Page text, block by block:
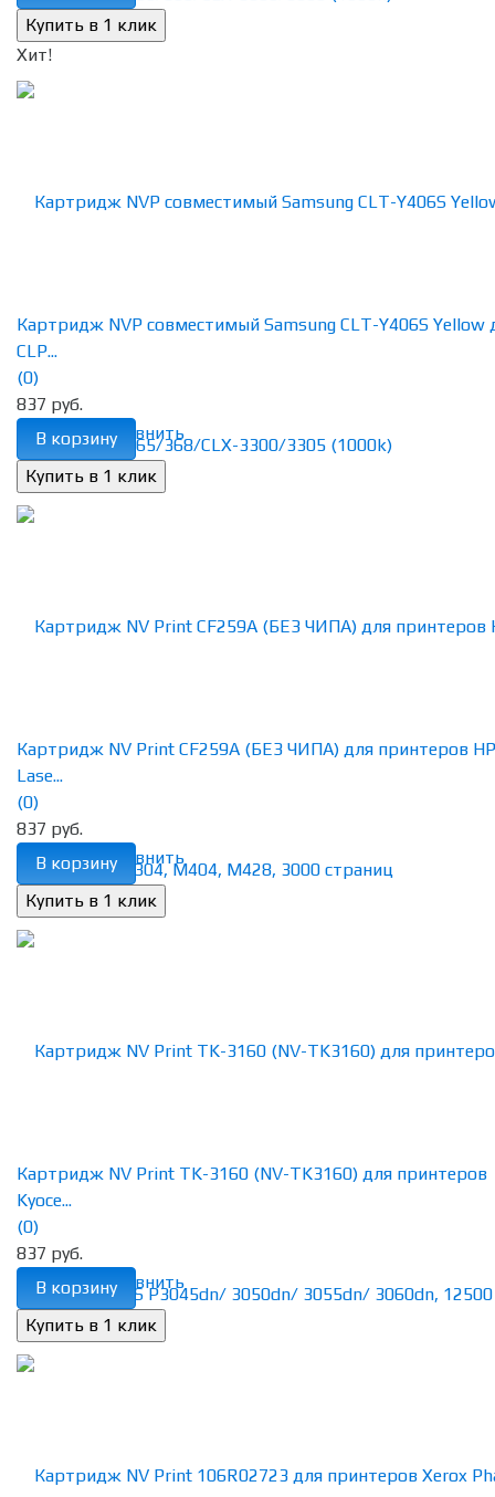
Хит!
избранное сравнить
Картридж NVP совместимый Samsung CLT-Y406S Yellow
CLP...
(0)
837 руб.
В корзину
избранное сравнить
Картридж NV Print CF259A (БЕЗ ЧИПА) для принтеров HP
Lase...
(0)
837 руб.
В корзину
избранное сравнить
Картридж NV Print TK-3160 (NV-TK3160) для принтеров
Kyoce...
(0)
837 руб.
В корзину